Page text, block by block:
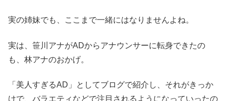
実の姉妹でも、ここまで一緒にはなりませんよね。
実は、笹川アナがADからアナウンサーに転身できたの
も、林アナのおかげ。
「美人すぎるAD」としてブログで紹介し、それがきっか
けで、バラエティなどで注目されるようになっていったの